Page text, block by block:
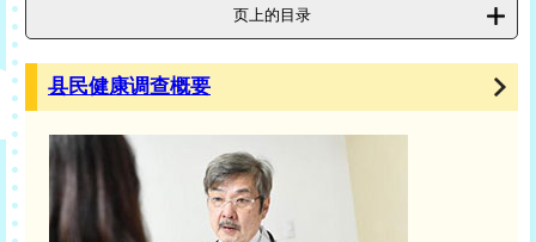
页上的目录
县民健康调查概要